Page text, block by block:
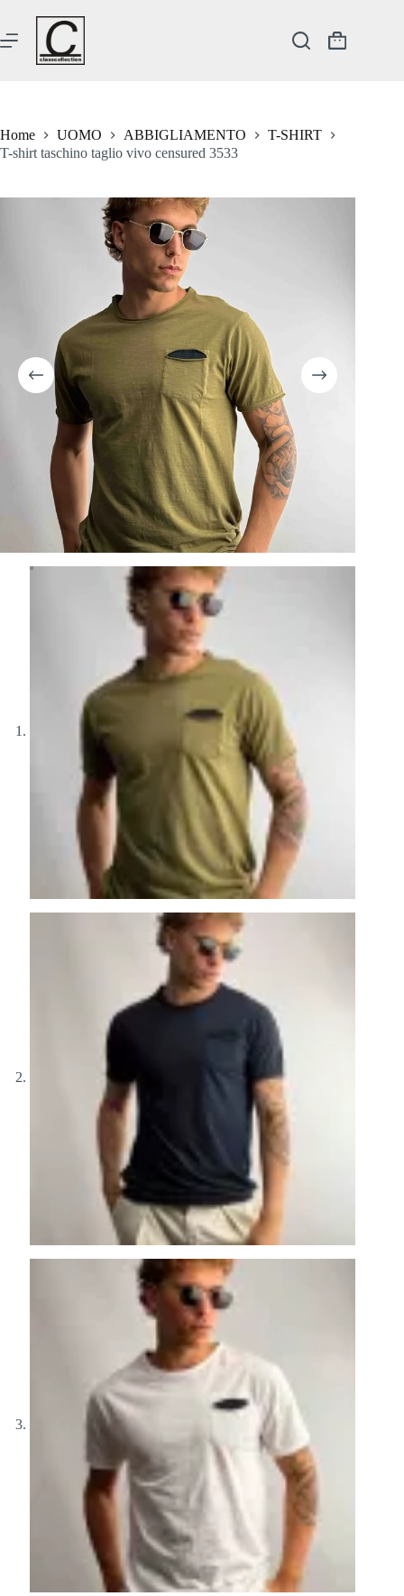
contenuto
Carrello
Home UOMO ABBIGLIAMENTO
T-SHIRT
T-shirt taschino taglio vivo censured 3533